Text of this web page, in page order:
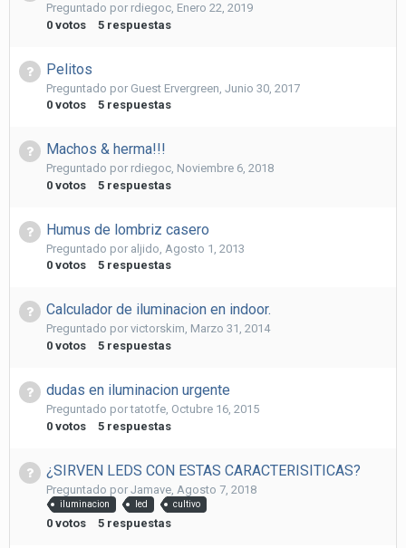
Preguntado por rdiegoc, Enero 22, 2019
0 votos 5 respuestas
Pelitos
Preguntado por Guest Ervergreen Junio 30, 2017
0 votos 5 respuestas
Machos & herma!!!
Preguntado por rdiegoc, Noviembre 6, 2018
0 votos 5 respuestas
Humus de lombriz casero
Preguntado por aljido Agosto 1, 2013
0 votos 5 respuestas
Calculador de iluminacion en indoor.
Preguntado por victorskim, Marzo 31, 2014
0 votos 5 respuestas
dudas en iluminacion urgente
Preguntado portatotfe Octubre 16, 2015
0 votos 5 respuestas
¿SIRVEN LEDS CON ESTAS CARACTERISITICAS?
Preguntado por Jamave Agosto 7, 2018
iluminacion led cultivo
0 votos 5 respuestas